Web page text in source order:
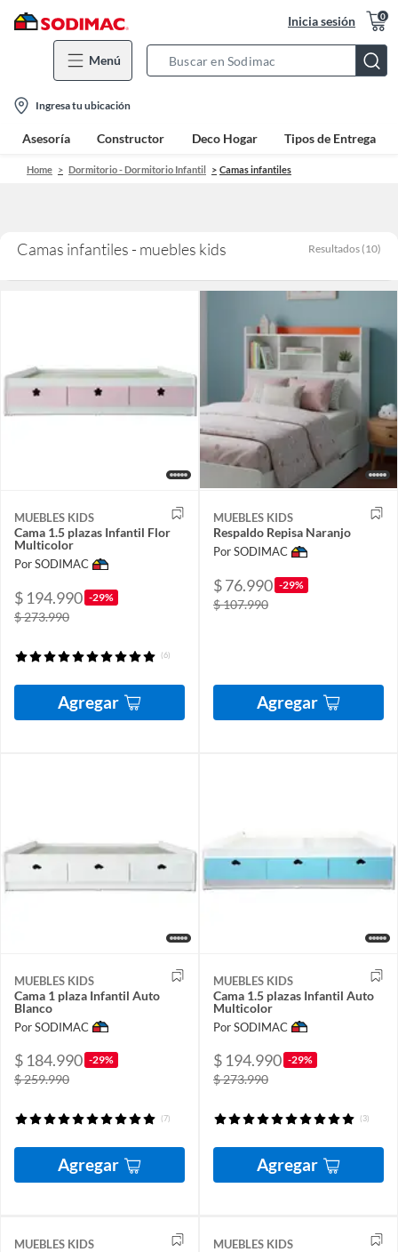
Inicia sesión 0
Menú
Bar
location-
icon
Ingresa tu ubicación
Asesoría Constructor Deco Hogar Tipos de Entrega
Home Dormitorio - Dormitorio Infantil Camas infantiles
Camas infantiles - muebles kids Resultados (10)
MUEBLES KIDS
Cama 1.5 plazas Infantil Flor
Multicolor
Por SODIMAC
$ 194.990 -29%
$ 273.990
(6)
Agregar
MUEBLES KIDS
Respaldo Repisa Naranjo
Por SODIMAC
$ 76.990 -29%
$ 107.990
Agregar
MUEBLES KIDS
Cama 1 plaza Infantil Auto
Blanco
Por SODIMAC
$ 184.990 -29%
$ 259.990
(7)
Agregar
MUEBLES KIDS
Cama 1.5 plazas Infantil Auto
Multicolor
Por SODIMAC
$ 194.990 -29%
$ 273.990
(3)
Agregar
MUEBLES KIDS MUEBLES KIDS